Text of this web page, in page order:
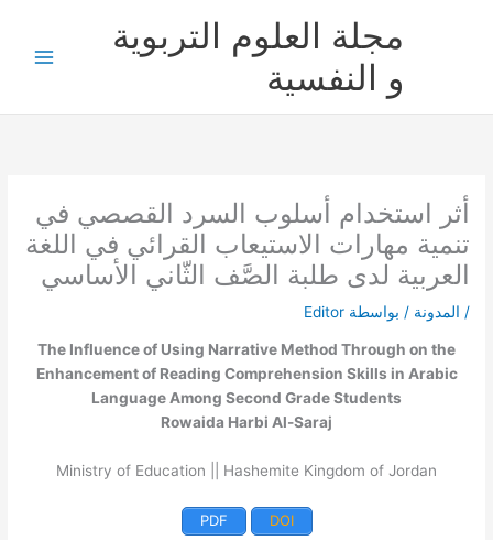
مجلة العلوم التربوية
و النفسية
أثر استخدام أسلوب السرد القصصي في
تنمية مهارات الاستيعاب القرائي في اللغة
العربية لدى طلبة الصَّف الثّاني الأساسي
/ المدونة / بواسطة Editor
The Influence of Using Narrative Method Through on the
Enhancement of Reading Comprehension Skills in Arabic
Language Among Second Grade Students
Rowaida Harbi Al-Saraj
Ministry of Education || Hashemite Kingdom of Jordan
DOI
PDF